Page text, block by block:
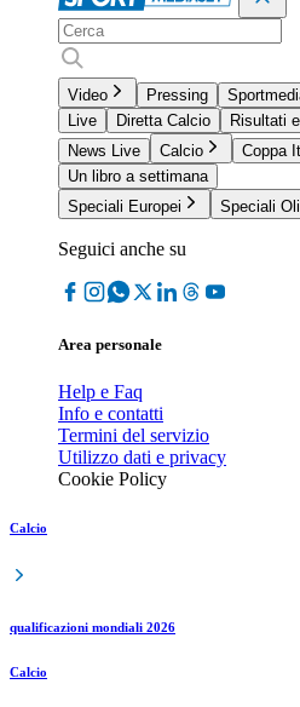
Video Pressing
Live
Diretta Calcio
Risultati
News Live
Calcio Coppa
Un libro a settimana
Speciali Europei
Speciali
Seguici anche su
Area personale
Help e Faq
Info e contatti
Termini del servizio
Utilizzo dati e privacy
Cookie Policy
Calcio
qualificazioni mondiali 2026
Calcio